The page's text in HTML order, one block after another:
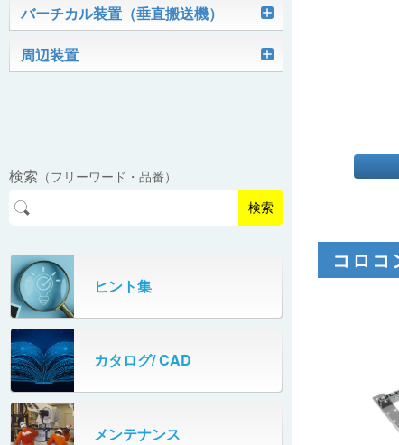
オークラ キャリーライン®
チェーン駆動ローラ単体
パレットコンベヤ
ポータブルクレーン
OKベルコン（スタンダードタイプ）
クロスベルトソーター（汎用タイプ）
ピックティーチャシステム
バラピッキングロボットシステム
ロボットパレタイザAi1800Ⅱ-C
ロボットパレタイザAi1800Ⅱ
ビジョンパレタイズシステム
ビジョンデパレタイズシステム
PHC80L
ガントレーパレタイザ
PHC350・PHC330
PZC150・PZC110
トラックローダ「TL-2P」
伸縮ベルトコンベヤ
バーチカル装置（垂直搬送機）
ミニパーフェ® / VCS-Z
パーフェクトベヤー® / PV（スチール
製）
パーフェクトベヤー® / AP（アルミ
タテコン® / TC
周辺装置
オリプナー
高速転換機
スタッカ&アンスタッカ
米袋自動投入装置
フローラック自動補充装置
検索 （フリーワード・品番）
検索
ヒント集
カタログ/ CAD
メンテナンス
コロ